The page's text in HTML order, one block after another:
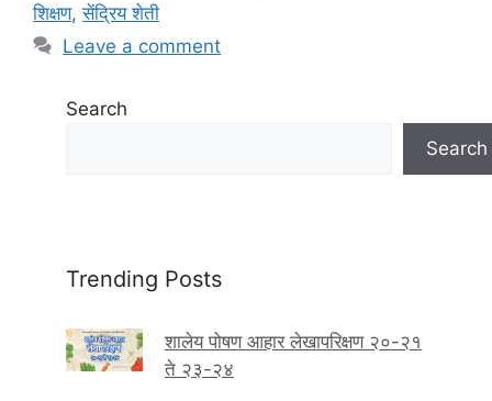
g
o
s
शिक्षण,सेंद्रिय शेती
Leave a comment
Search
Search
Trending Posts
शालेय पोषण आहार लेखापरिक्षण २०-२१
ते २३-२४